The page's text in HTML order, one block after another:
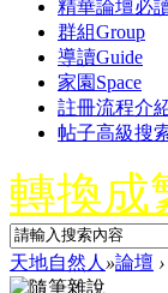
精華論壇必
群組Group
導讀Guide
家園 Space
註冊流程介
帖子高級搜
轉換成
天地自然人 »論壇 ›